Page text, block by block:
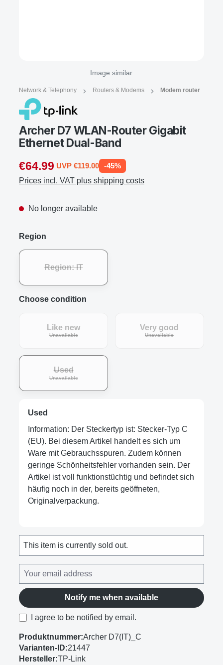
Image similar
Network & Telephony Routers & Modems Modem router
Archer D7 WLAN-Router Gigabit
Ethernet Dual-Band
€64.99 UVP €119.00 -45%
Prices incl. VAT plus shipping costs
No longer available
Region
Region: IT
Choose condition
Like new
Unavailable
Very good
Unavailable
Used
Unavailable
Used
Information: Der Steckertyp ist: Stecker-Typ C
(EU). Bei diesem Artikel handelt es sich um
Ware mit Gebrauchsspuren. Zudem können
geringe Schönheitsfehler vorhanden sein. Der
Artikel ist voll funktionstüchtig und befindet sich
häufig noch in der, bereits geöffneten,
Originalverpackung.
This item is currently sold out.
Notify me when available
I agree to be notified by email.
Produktnummer:Archer D7(IT)_C
Varianten-ID:21447
Hersteller:TP-Link